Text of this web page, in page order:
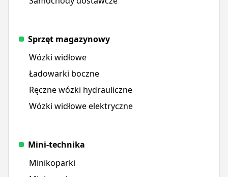
Sprzęt magazynowy
Wózki widłowe
Ładowarki boczne
Ręczne wózki hydrauliczne
Wózki widłowe elektryczne
Mini-technika
Minikoparki